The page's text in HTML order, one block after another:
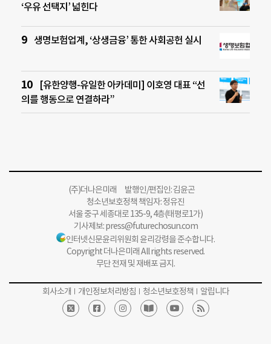
‘우유 선택지’ 넓힌다
생명보험업계, ‘상생금융’ 통한 사회공헌 실시
[유한양행-유일한 아카데미] 이호영 대표 “선
의를 행동으로 연결하라”
(주)더나은미래 발행인/편집인: 김윤곤
청소년보호정책 책임자: 정유진
서울 중구 세종대로 135-9, 4층(태평로1가)
기사제보:press@futurechosun.com
인터넷신문윤리위원회 윤리강령을 준수합니다.
Copyright 더나은미래 All rights reserved.
무단 전재 및 재배포 금지.
회사소개 개인정보처리방침 청소년보호정책 알립니다